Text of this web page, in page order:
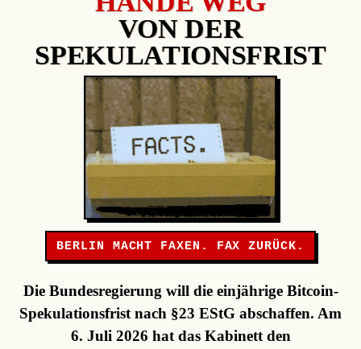
VON DER
SPEKULATIONSFRIST
BERLIN MACHT FAXEN. FAX ZURÜCK.
Die Bundesregierung will die einjährige Bitcoin-
Spekulationsfrist nach §23 EStG abschaffen. Am
6. Juli 2026 hat das Kabinett den